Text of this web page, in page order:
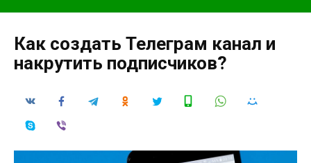
Как создать Телеграм канал и
накрутить подписчиков?